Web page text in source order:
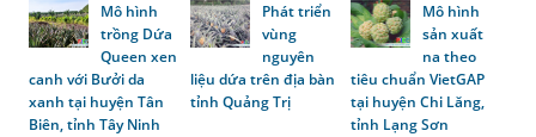
Mô hình
trồng Dứa
Queen xen
canh với Bưởi da
xanh tại huyện Tân
Biên, tỉnh Tây Ninh
Phát triển
vùng
nguyên
liệu dứa trên địa bàn
tỉnh Quảng Trị
Mô hình
sản xuất
na theo
tiêu chuẩn VietGAP
tại huyện Chi Lăng,
tỉnh Lạng Sơn